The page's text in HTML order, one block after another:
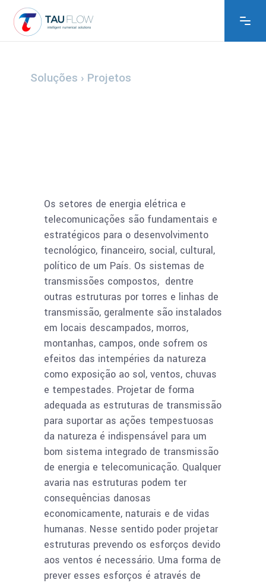
Os setores de energia elétrica e
telecomunicações são fundamentais e
estratégicos para o desenvolvimento
tecnológico, financeiro, social, cultural,
político de um País. Os sistemas de
transmissões compostos, dentre
outras estruturas por torres e linhas de
transmissão, geralmente são instalados
em locais descampados, morros,
montanhas, campos, onde sofrem os
efeitos das intempéries da natureza
como exposição ao sol, ventos, chuvas
e tempestades. Projetar de forma
adequada as estruturas de transmissão
para suportar as ações tempestuosas
da natureza é indispensável para um
bom sistema integrado de transmissão
de energia e telecomunicação. Qualquer
avaria nas estruturas podem ter
consequências danosas
economicamente, naturais e de vidas
humanas. Nesse sentido poder projetar
estruturas prevendo os esforços devido
aos ventos é necessário. Uma forma de
prever esses esforços é através de